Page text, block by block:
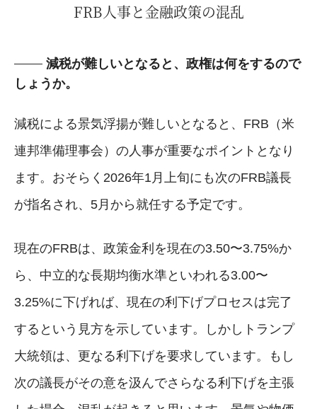
FRB人事と金融政策の混乱
減税が難しいとなると、政権は何をするので
しょうか。
減税による景気浮揚が難しいとなると、FRB（米
連邦準備理事会）の人事が重要なポイントとなり
ます。おそらく2026年1月上旬にも次のFRB議長
が指名され、5月から就任する予定です。
現在のFRBは、政策金利を現在の3.50〜3.75%か
ら、中立的な長期均衡水準といわれる3.00〜
3.25%に下げれば、現在の利下げプロセスは完了
するという見方を示しています。しかしトランプ
大統領は、更なる利下げを要求しています。もし
次の議長がその意を汲んでさらなる利下げを主張